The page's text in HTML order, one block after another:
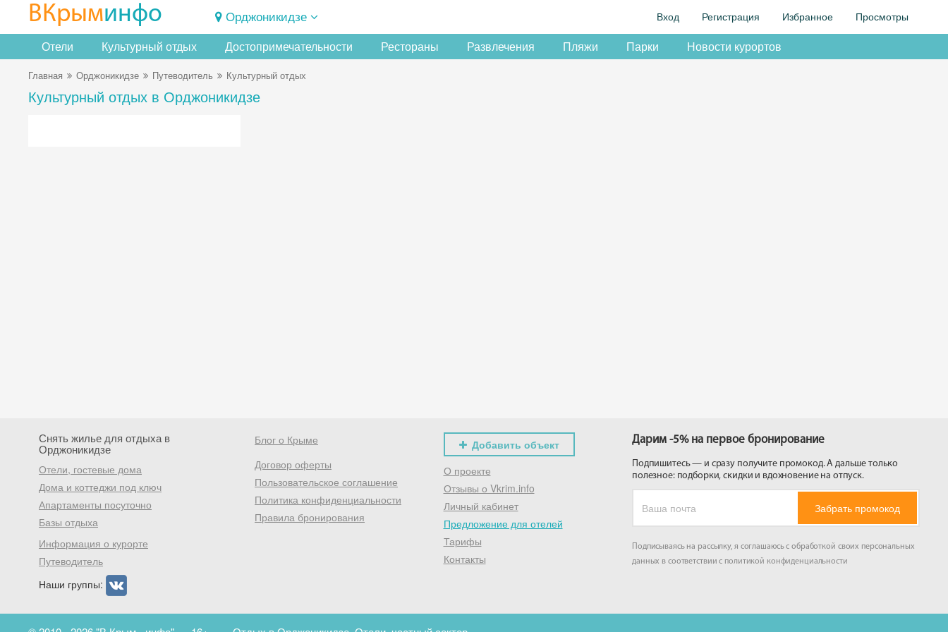
ВКрыминфо Орджоникидзе Вход Регистрация Избранное Просмотры
Отели Культурный отдых Достопримечательности Рестораны Развлечения Пляжи Парки Новости курортов
Главная Орджоникидзе Путеводитель Культурный отдых
Культурный отдых в Орджоникидзе
Снять жилье для отдыха в
Орджоникидзе
Отели, гостевые дома
Дома и коттеджи под ключ
Апартаменты посуточно
Базы отдыха
Информация о курорте
Путеводитель
Наши группы:
Блог о Крыме
Договор оферты
Пользовательское соглашение
Политика конфиденциальности
Правила бронирования
Добавить объект
О проекте
Отзывы о Vkrim.info
Личный кабинет
Предложение для отелей
Тарифы
Контакты
Дарим -5% на первое бронирование
Подпишитесь — и сразу получите промокод. А дальше только
полезное: подборки, скидки и вдохновение на отпуск.
Забрать промокод
Подписываясь на рассылку, я соглашаюсь с обработкой своих персональных
данных в соответствии с политикой конфиденциальности